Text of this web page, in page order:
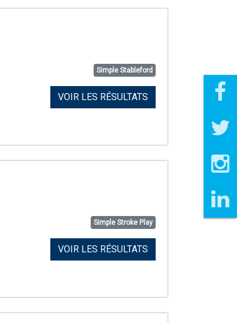
Simple Stableford
VOIR LES RÉSULTATS
Simple Stroke Play
VOIR LES RÉSULTATS